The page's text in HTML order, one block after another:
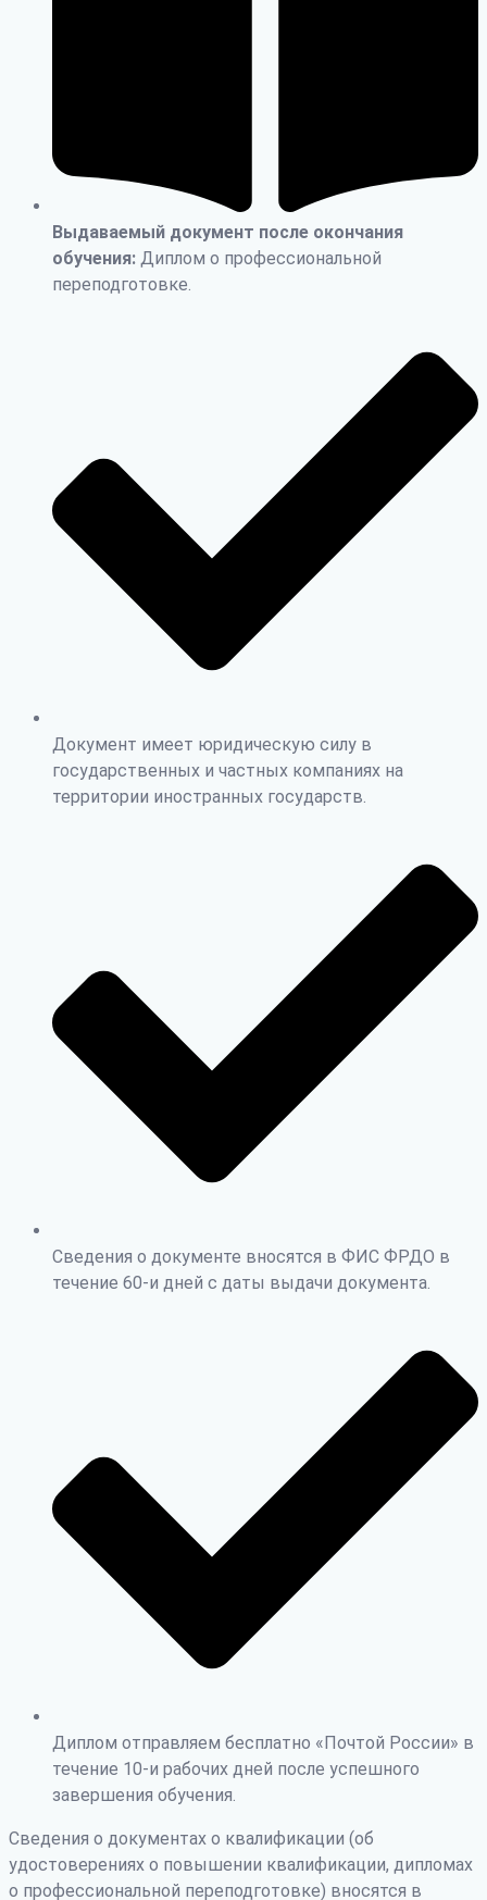
Выдаваемый документ после окончания
обучения: Диплом о профессиональной
переподготовке.
Документ имеет юридическую силу в
государственных и частных компаниях на
территории иностранных государств.
Сведения о документе вносятся в ФИС ФРДО в
течение 60-и дней с даты выдачи документа.
Диплом отправляем бесплатно «Почтой России» в
течение 10-и рабочих дней после успешного
завершения обучения.
Сведения о документах о квалификации (об
удостоверениях о повышении квалификации, дипломах
о профессиональной переподготовке) вносятся в